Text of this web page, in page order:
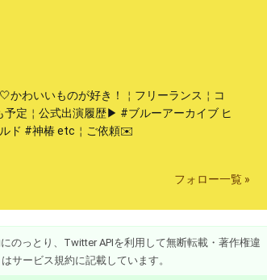
かわいいものが好き！￤フリーランス￤コ
定￤公式出演履歴▶︎ #ブルーアーカイブ ヒ
ド #神椿 etc￤ご依頼✉️
フォロー一覧 »
のっとり、Twitter APIを利用して無断転載・著作権違
サービス規約に記載しています。